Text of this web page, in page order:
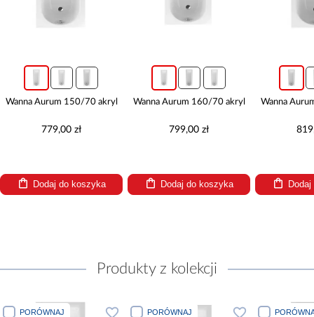
Wanna Aurum 150/70 akryl
779,00 zł
Dodaj do koszyka
Wanna Aurum 160/70 akryl
799,00 zł
Dodaj do koszyka
Wanna
Produkty z kolekcji
PORÓWNAJ PORÓWNAJ